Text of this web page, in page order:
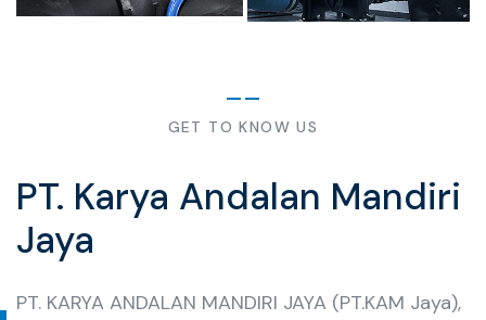
GET TO KNOW US
PT. Karya Andalan Mandiri
Jaya
PT. KARYA ANDALAN MANDIRI JAYA (PT.KAM Jaya),